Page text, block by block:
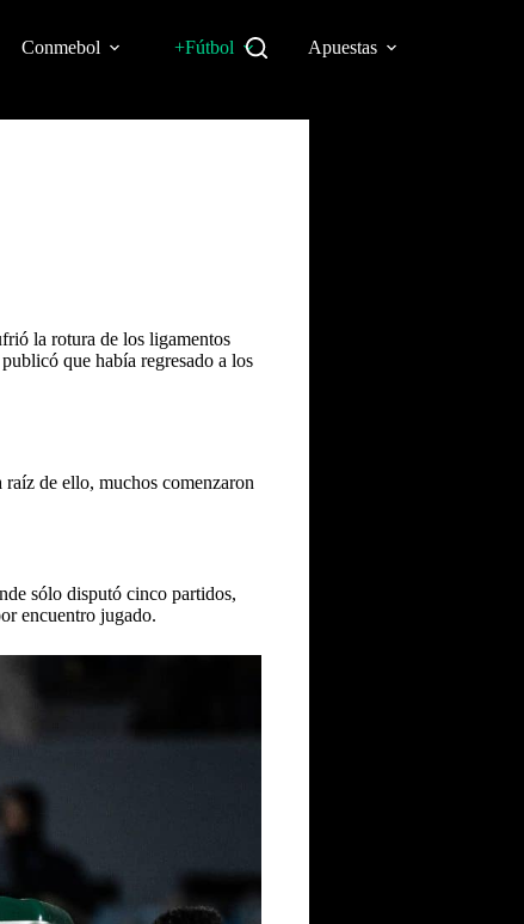
Conmebol +Fútbol Apuestas
la rotura de los ligamentos
publicó que había regresado a los
raíz de ello, muchos comenzaron
sólo disputó cinco partidos,
encuentro jugado.